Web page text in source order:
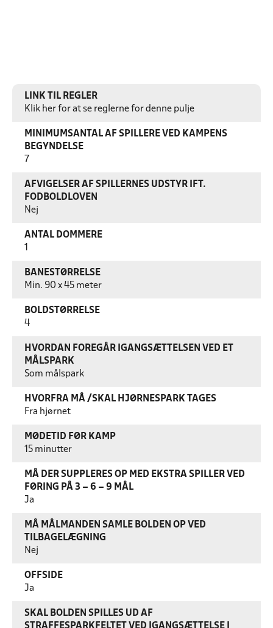
LINK TIL REGLER
Klik her for at se reglerne for denne pulje
MINIMUMSANTAL AF SPILLERE VED KAMPENS
BEGYNDELSE
7
AFVIGELSER AF SPILLERNES UDSTYR IFT.
FODBOLDLOVEN
Nej
ANTAL DOMMERE
BANESTØRRELSE
Min. 90 x 45 meter
BOLDSTØRRELSE
4
HVORDAN FOREGÅR IGANGSÆTTELSEN VED ET
MÅLSPARK
Som målspark
HVORFRA MÅ /SKAL HJØRNESPARK TAGES
Fra hjørnet
MØDETID FØR KAMP
15 minutter
MÅ DER SUPPLERES OP MED EKSTRA SPILLER VED
FØRING PÅ 3 – 6 – 9 MÅL
Ja
MÅ MÅLMANDEN SAMLE BOLDEN OP VED
TILBAGELÆGNING
Nej
OFFSIDE
Ja
SKAL BOLDEN SPILLES UD AF
STRAFFESPARKFELTET VED IGANGSÆTTELSE I